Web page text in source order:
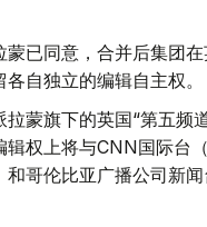
蒙已同意，合并后集团
自独立的编辑自主权。
蒙旗下的英国“第五频
辑权上将与CNN国际台
哥伦比亚广播公司新闻